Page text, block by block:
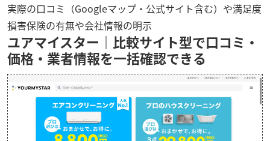
実際の口コミ（Googleマップ・公式サイト含む）や満足度
損害保険の有無や会社情報の明示
ユアマイスター｜比較サイト型で口コミ・
価格・業者情報を一括確認できる